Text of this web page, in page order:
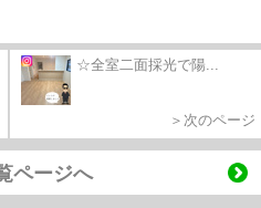
☆全室二面採光で陽...
＞次のページ
ページへ